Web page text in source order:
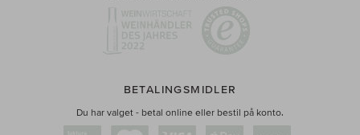
BETALINGSMIDLER
Du har valget - betal online eller bestil på konto.